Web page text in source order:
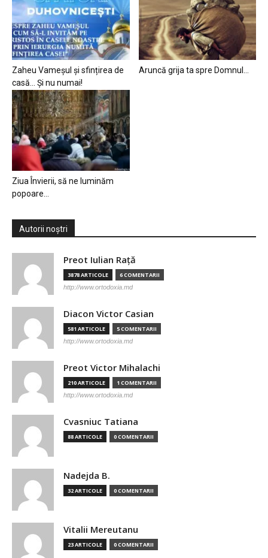
Zaheu Vameșul și sfințirea de
casă… Și nu numai!
Aruncă grija ta spre Domnul…
Ziua Învierii, să ne luminăm
popoare…
Autorii noștri
Preot Iulian Raţă
3878 ARTICOLE 6 COMENTARII
http://www.ortodoxia.md
Diacon Victor Casian
581 ARTICOLE 5 COMENTARII
http://www.ortodoxia.md
Preot Victor Mihalachi
210 ARTICOLE 1 COMENTARII
http://www.ortodoxia.md
Cvasniuc Tatiana
88 ARTICOLE 0 COMENTARII
Nadejda B.
32 ARTICOLE 0 COMENTARII
Vitalii Mereutanu
23 ARTICOLE 0 COMENTARII